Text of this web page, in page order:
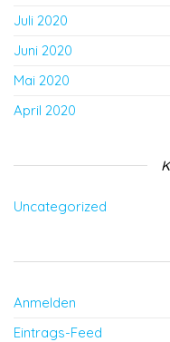
Juli 2020
Juni 2020
Mai 2020
April 2020
Uncategorized
Anmelden
Eintrags-Feed